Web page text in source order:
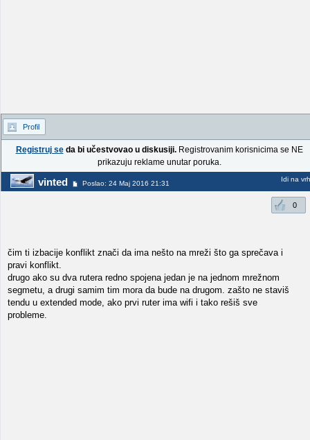
Profil
Registruj seda bi učestvovao u diskusiji.Registrovanim korisnicima se NE
prikazuju reklame unutar poruka.
vinted Poslao: 24 Maj 2016 21:31
Idi na vrh
0
čim ti izbacije konflikt znači da ima nešto na mreži što ga sprečava i
pravi konflikt.
drugo ako su dva rutera redno spojena jedan je na jednom mrežnom
segmetu, a drugi samim tim mora da bude na drugom. zašto ne staviš
tendu u extended mode, ako prvi ruter ima wifi i tako rešiš sve
probleme.